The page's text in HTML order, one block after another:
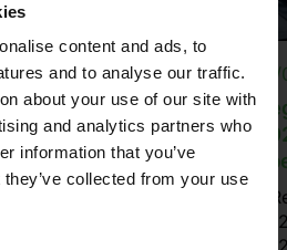
content and ads, to
and to analyse our traffic.
about your use of our site with
and analytics partners who
information that you’ve
collected from your use
- EU ETS
a titolo
i nuovi valori dei
Il
MadeHSE